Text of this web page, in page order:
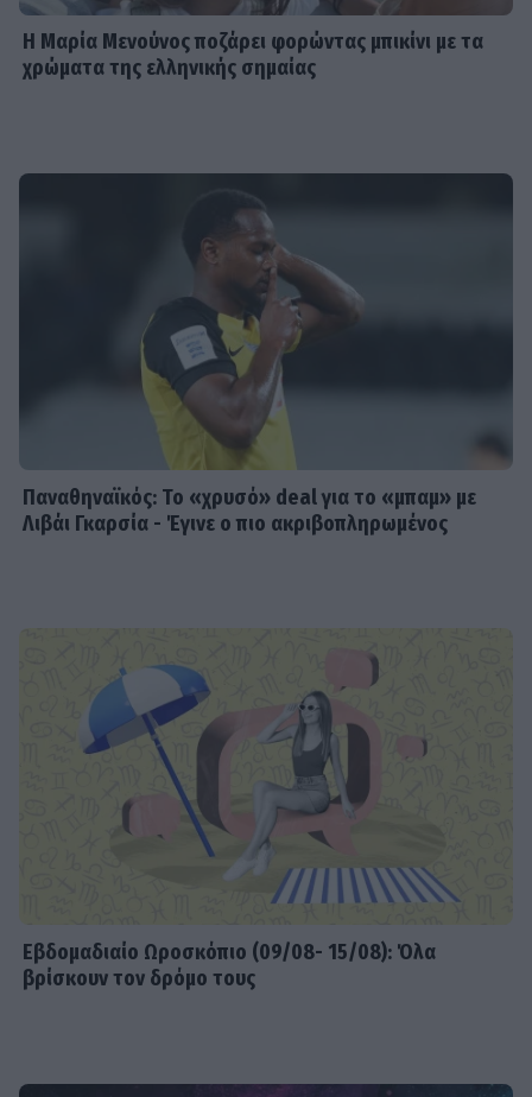
Η Μαρία Μενούνος ποζάρει φορώντας μπικίνι με τα
χρώματα της ελληνικής σημαίας
Παναθηναϊκός: Το «χρυσό» deal για το «μπαμ» με
Λιβάι Γκαρσία - Έγινε ο πιο ακριβοπληρωμένος
Εβδομαδιαίo Ωροσκόπιο (09/08- 15/08): Όλα
βρίσκουν τον δρόμο τους